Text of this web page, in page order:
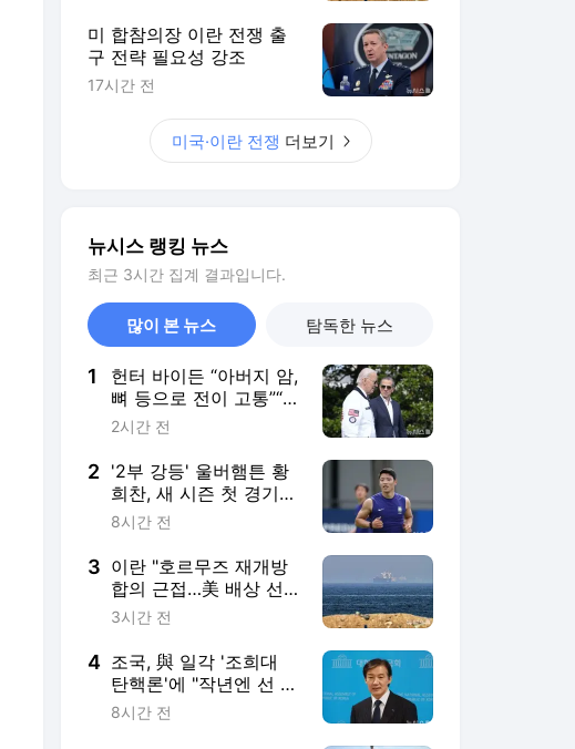
미 합참의장 이란 전쟁 출
구 전략 필요성 강조
17시간 전
미국·이란 전쟁 더보기
뉴시스 랭킹 뉴스
최근 3시간 집계 결과입니다.
많이 본 뉴스 탐독한 뉴스
1
헌터 바이든 “아버지 암,
뼈 등으로 전이 고통”“사
면받은 거, 좋은 선택 아
2시간 전
2 '2부 강등' 울버햄튼 황
희찬, 새 시즌 첫 경기서
명단 제외
8시간 전
3 이란 "호르무즈 재개방
합의 근접…美 배상 선
행돼야"
3시간 전
4 조국, 與 일각 '조희대
탄핵론'에 "작년엔 선 긋
더니…할말하않"
8시간 전